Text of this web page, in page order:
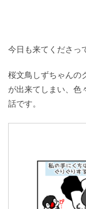
今日も来てくださっ
桜文鳥しずちゃんの
が出来てしまい、色
話です。